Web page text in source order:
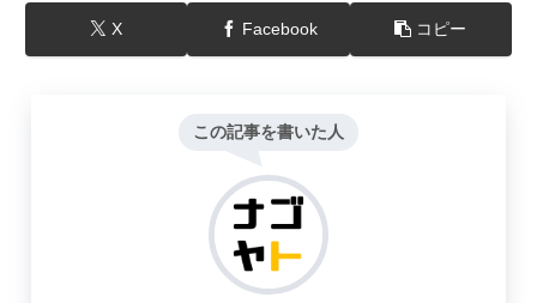
X Facebook コピー
この記事を書いた人